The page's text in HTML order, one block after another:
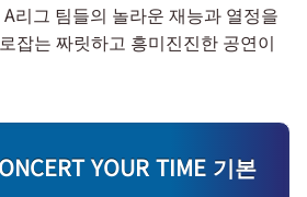
A리그 팀들의 놀라운 재능과 열정을
잡는 짜릿하고 흥미진진한 공연이
YOUR TIME 기본